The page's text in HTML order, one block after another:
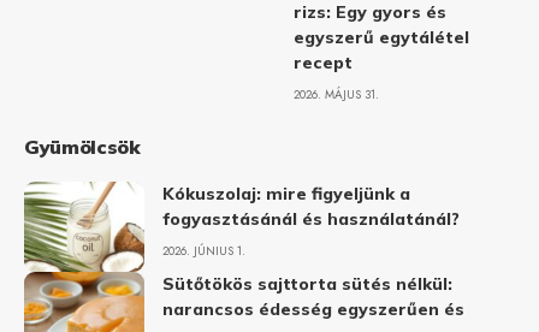
rizs: Egy gyors és
egyszerű egytálétel
recept
2026. MÁJUS 31.
Gyümölcsök
Kókuszolaj: mire figyeljünk a
fogyasztásánál és használatánál?
2026. JÚNIUS 1.
Sütőtökös sajttorta sütés nélkül:
narancsos édesség egyszerűen és